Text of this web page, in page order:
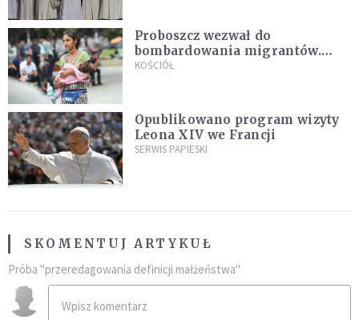
Proboszcz wezwał do
bombardowania migrantów.
"Masowy ogień przeciwko
KOŚCIÓŁ
Opublikowano program wizyty
Leona XIV we Francji
SERWIS PAPIESKI
SKOMENTUJ ARTYKUŁ
Próba "przeredagowania definicji małżeństwa"